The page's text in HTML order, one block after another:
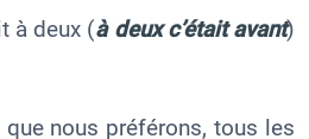
à deux (à deux c’était avant)
que nous préférons, tous les